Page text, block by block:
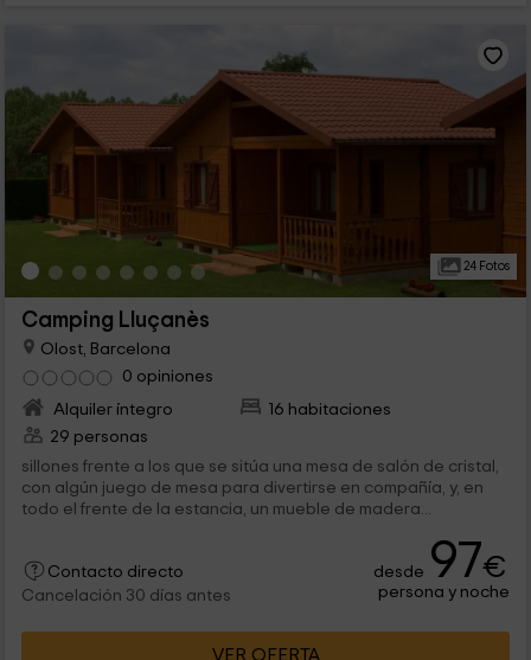
24 Fotos
Camping Lluçanès
Olost, Barcelona
0 opiniones
Alquiler íntegro
16 habitaciones
29 personas
sillones frente a los que se sitúa una mesa de salón de cristal,
con algún juego de mesa para divertirse en compañía, y, en
todo el frente de la estancia, un mueble de madera...
Contacto directo
Cancelación 30 días antes
desde 97€
persona y noche
VER OFERTA